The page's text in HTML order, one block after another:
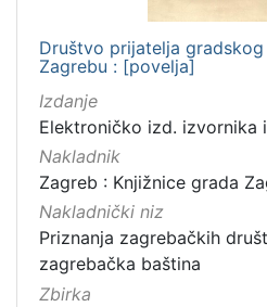
Društvo prijatelja
Zagrebu : [povelja]
Izdanje
Elektroničko izd. izvornika
Nakladnik
Zagreb : Knjižnice grada
Nakladnički niz
Priznanja zagrebačkih
zagrebačka baština
Zbirka